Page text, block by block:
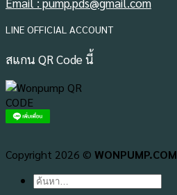
LINE OFFICIAL ACCOUNT
สแกน QR Code นี้
Copyright 2026 © WONPUMP.COM
ค้นหา: